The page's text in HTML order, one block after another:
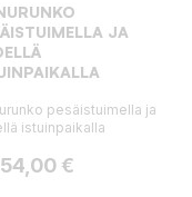
JA
pesäistuimella ja
istuinpaikalla
€